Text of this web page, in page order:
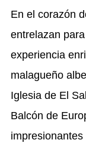
En el corazón
entrelazan
experiencia
malagueño
Iglesia de El
Balcón de